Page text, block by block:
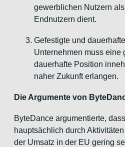
gewerblichen Nutzern
Endnutzern dient.
Gefestigte und
Unternehmen muss eine
dauerhafte Position
naher Zukunft erlangen.
Die Argumente von
ByteDance argumentierte,
hauptsächlich durch
der Umsatz in der EU gering